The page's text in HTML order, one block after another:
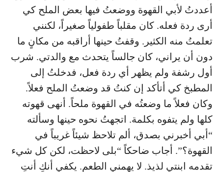
أعددتُ لأبي القهوة ووضعتُ فيها بعض الملح كي
أرى ردة فعله. كان مقلباً طفولياً صغيراً، لكنني
تعلمتُ منه الكثير. وقفتُ حينها أراقبه من مكانٍ ما
دون أن يراني، كان جالساً يتحدث مع والدتي. شرب
أول رشفة ولم يظهر أي ردة فعل، فدخلتُ إلى
المطبخ كي أتأكد إن كنتُ قد وضعتُ الملح فعلاً.
وكان فعلاً ما وضعتُه في القهوة ملحاً. أنهى قهوته
كلها ولم يتفوه بكلمة. اتجهتُ نحوه حينها وسألته
“أبي أخبرني بصدق، ألم تلاحظ شيئاً غريباً في
القهوة؟”. أجاب ضاحكاً “بلى لاحظت، لكن كل شيء
تقدمه ابنتي لذيذ. لا يهمني الطعم. يكفي أنكِ أنتِ